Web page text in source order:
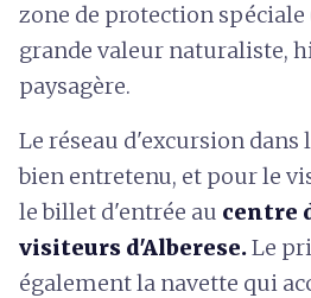
zone de protection spéciale
grande valeur naturaliste,
paysagère.
Le réseau d'excursion dans
bien entretenu, et pour le
le billet d'entrée au centre
visiteurs d'Alberese.Le
également la navette qui